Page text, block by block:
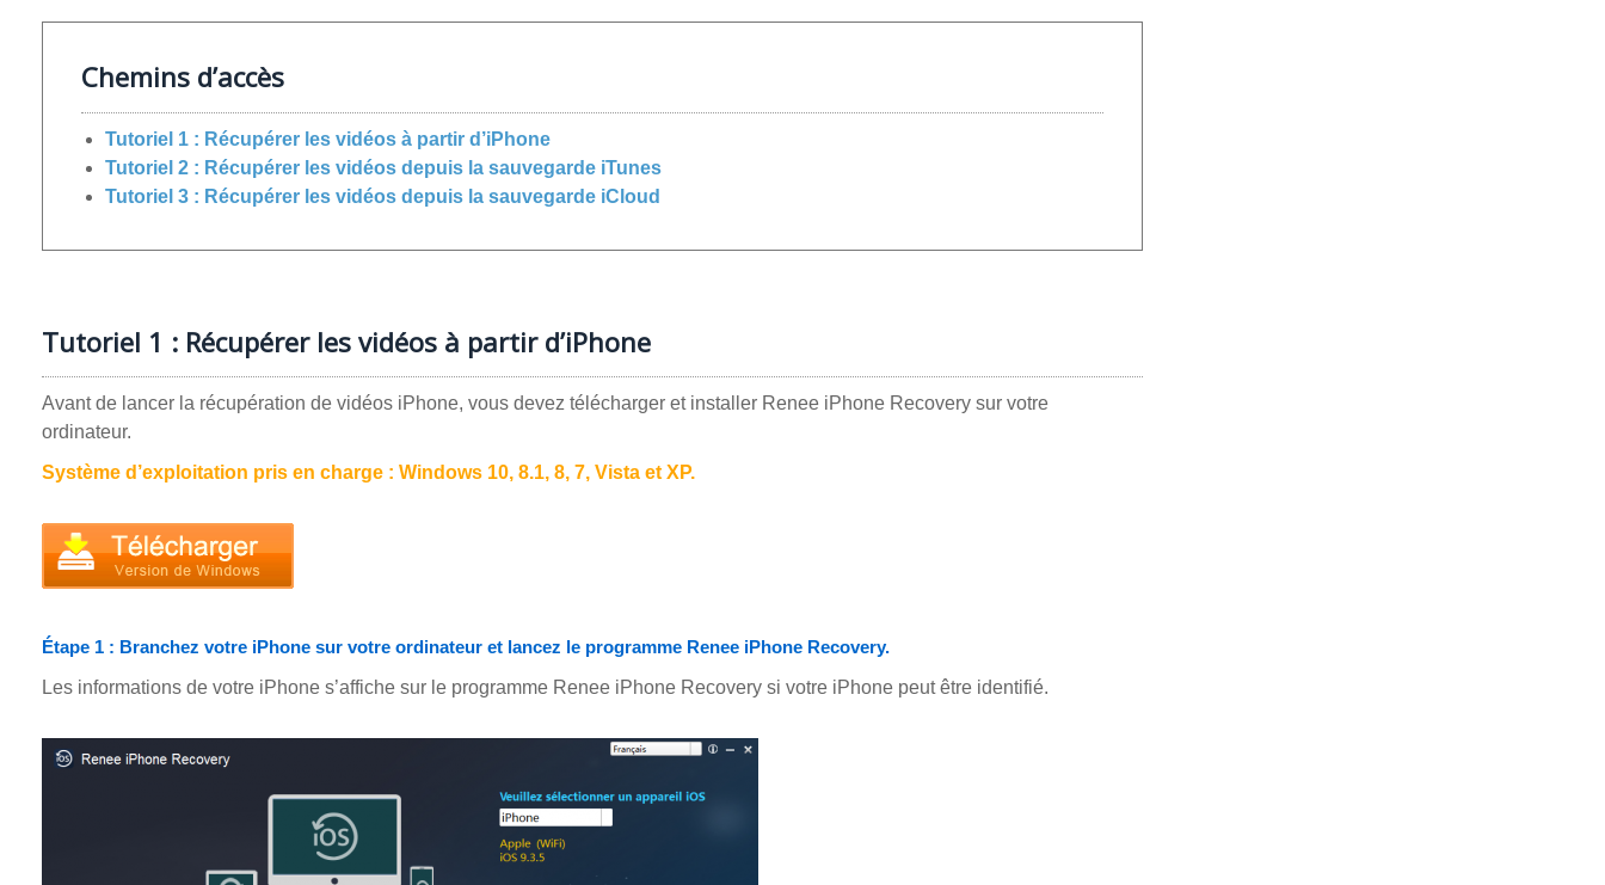
Chemins d’accès
Tutoriel 1 : Récupérer les vidéos à partir d’iPhone
Tutoriel 2 : Récupérer les vidéos depuis la sauvegarde iTunes
Tutoriel 3 : Récupérer les vidéos depuis la sauvegarde iCloud
Tutoriel 1 : Récupérer les vidéos à partir d’iPhone
Avant de lancer la récupération de vidéos iPhone, vous devez télécharger et installer Renee iPhone Recovery sur votre
ordinateur.
Système d’exploitation pris en charge : Windows 10, 8.1, 8, 7, Vista et XP.
Étape 1 : Branchez votre iPhone sur votre ordinateur et lancez le programme Renee iPhone Recovery.
Les informations de votre iPhone s’affiche sur le programme Renee iPhone Recovery si votre iPhone peut être identifié.